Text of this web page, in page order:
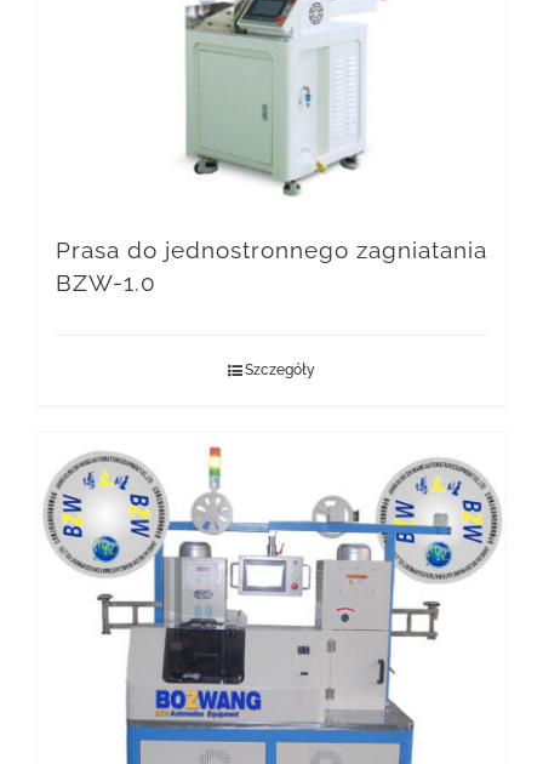
Prasa do jednostronnego zagniatania
BZW-1.0
Szczegóły